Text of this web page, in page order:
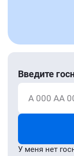
Введите
А 000 АА
У меня нет